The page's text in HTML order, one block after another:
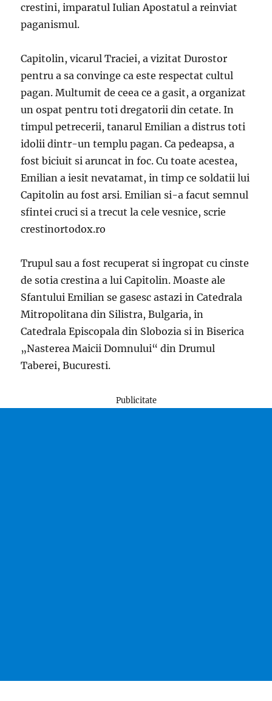
crestini, imparatul Iulian Apostatul a reinviat
paganismul.
Capitolin, vicarul Traciei, a vizitat Durostor
pentru a sa convinge ca este respectat cultul
pagan. Multumit de ceea ce a gasit, a organizat
un ospat pentru toti dregatorii din cetate. In
timpul petrecerii, tanarul Emilian a distrus toti
idolii dintr-un templu pagan. Ca pedeapsa, a
fost biciuit si aruncat in foc. Cu toate acestea,
Emilian a iesit nevatamat, in timp ce soldatii lui
Capitolin au fost arsi. Emilian si-a facut semnul
sfintei cruci si a trecut la cele vesnice, scrie
crestinortodox.ro
Trupul sau a fost recuperat si ingropat cu cinste
de sotia crestina a lui Capitolin. Moaste ale
Sfantului Emilian se gasesc astazi in Catedrala
Mitropolitana din Silistra, Bulgaria, in
Catedrala Episcopala din Slobozia si in Biserica
„Nasterea Maicii Domnului“ din Drumul
Taberei, Bucuresti.
Publicitate